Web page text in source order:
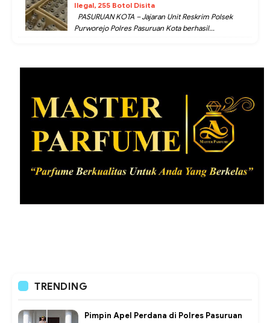
Ilegal, 255 Botol Disita
PASURUAN KOTA – Jajaran Unit Reskrim Polsek
Purworejo Polres Pasuruan Kota berhasil...
TRENDING
Pimpin Apel Perdana di Polres Pasuruan